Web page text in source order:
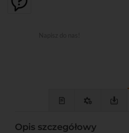
Opis szczegółowy